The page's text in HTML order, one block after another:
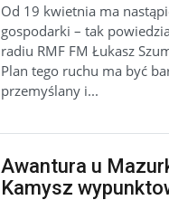
Od 19 kwietnia ma
gospodarki – tak
radiu RMF FM Łukasz
Plan tego ruchu ma być
przemyślany i...
Awantura u
Kamysz